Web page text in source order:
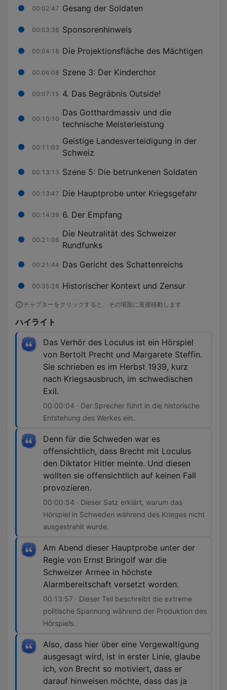
00:02:47 Gesang der Soldaten
00:03:38 Sponsorenhinweis
00:04:18 Die Projektionsfläche des Mächtigen
00:06:08 Szene 3: Der Kinderchor
00:07:15 4. Das Begräbnis Outside!
00:10:10
Das Gotthardmassiv und die
technische Meisterleistung
00:11:03
Geistige Landesverteidigung in der
Schweiz
00:13:13 Szene 5: Die betrunkenen Soldaten
00:13:47 Die Hauptprobe unter Kriegsgefahr
00:14:39 6. Der Empfang
00:21:06
Die Neutralität des Schweizer
Rundfunks
00:21:44 Das Gericht des Schattenreichs
00:35:28 Historischer Kontext und Zensur
チャプターをクリックすると、その場面に直接移動します
ハイライト
Das Verhör des Loculus ist ein Hörspiel
von Bertolt Precht und Margarete Steffin.
Sie schrieben es im Herbst 1939, kurz
nach Kriegsausbruch, im schwedischen
Exil.
00:00:04 · Der Sprecher führt in die historische
Entstehung des Werkes ein.
Denn für die Schweden war es
offensichtlich, dass Brecht mit Loculus
den Diktator Hitler meinte. Und diesen
wollten sie offensichtlich auf keinen Fall
provozieren.
00:00:54 · Dieser Satz erklärt, warum das
Hörspiel in Schweden während des Krieges nicht
ausgestrahlt wurde.
Am Abend dieser Hauptprobe unter der
Regie von Ernst Bringolf war die
Schweizer Armee in höchste
Alarmbereitschaft versetzt worden.
00:13:57 · Dieser Teil beschreibt die extreme
politische Spannung während der Produktion des
Hörspiels.
Also, dass hier über eine Vergewaltigung
ausgesagt wird, ist in erster Linie, glaube
ich, von Brecht so motiviert, dass er
darauf hinweisen möchte, dass das ja